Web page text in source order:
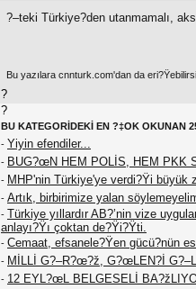
?–teki Türkiye?den utanmamalı,
Bu yazılara cnnturk.com'dan da
?
?
BU KATEGORİDEKİ EN ?‡OK OKUNAN
- Yiyin efendiler...
- BUG?œN HEM POLİS, HEM PKK
- MHP'nin Türkiye'ye verdi?Ÿi büyük
- Artık, birbirimize yalan
- Türkiye yıllardır AB?’nin vize
anlayı?Ÿı çoktan de?Ÿi?Ÿti.
- Cemaat, efsanele?Ÿen gücü?nün
- MİLLİ G?–R?œ?ž, G?œLEN?İ
- 12 EYL?œL BELGESELİ